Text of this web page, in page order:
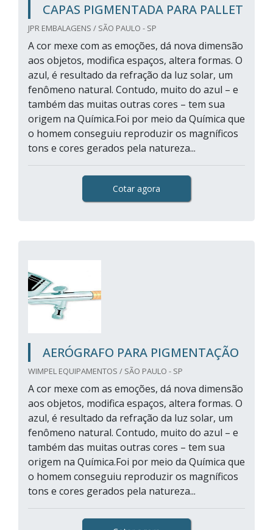
CAPAS PIGMENTADA PARA PALLET
JPR EMBALAGENS / SÃO PAULO - SP
A cor mexe com as emoções, dá nova dimensão
aos objetos, modifica espaços, altera formas. O
azul, é resultado da refração da luz solar, um
fenômeno natural. Contudo, muito do azul – e
também das muitas outras cores – tem sua
origem na Química.Foi por meio da Química que
o homem conseguiu reproduzir os magníficos
tons e cores gerados pela natureza...
Cotar agora
AERÓGRAFO PARA PIGMENTAÇÃO
WIMPEL EQUIPAMENTOS / SÃO PAULO - SP
A cor mexe com as emoções, dá nova dimensão
aos objetos, modifica espaços, altera formas. O
azul, é resultado da refração da luz solar, um
fenômeno natural. Contudo, muito do azul – e
também das muitas outras cores – tem sua
origem na Química.Foi por meio da Química que
o homem conseguiu reproduzir os magníficos
tons e cores gerados pela natureza...